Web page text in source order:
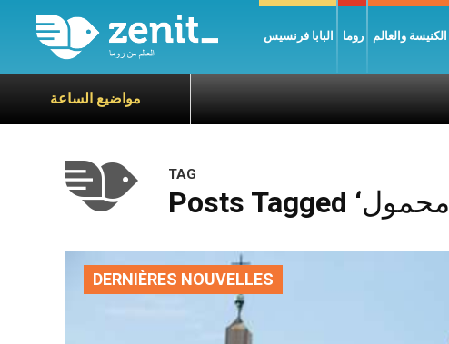
البابا فرنسيس روما الكنيسة والعالم
مواضيع الساعة
TAG
DERNIÈRES NOUVELLES